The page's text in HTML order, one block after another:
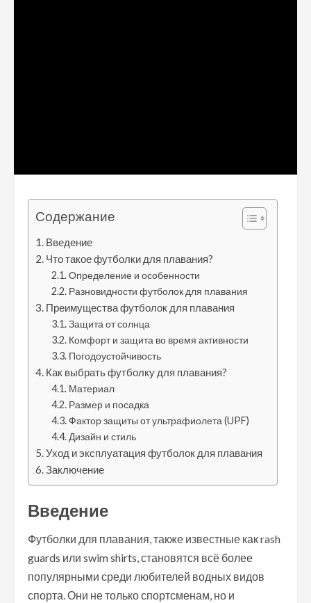
Содержание
Введение
Что такое футболки для плавания?
Определение и особенности
Разновидности футболок для плавания
Преимущества футболок для плавания
Защита от солнца
Комфорт и защита во время активности
Погодоустойчивость
Как выбрать футболку для плавания?
Материал
Размер и посадка
Фактор защиты от ультрафиолета (UPF)
Дизайн и стиль
Уход и эксплуатация футболок для плавания
Заключение
Введение
Футболки для плавания, также известные как rash
guards или swim shirts, становятся всё более
популярными среди любителей водных видов
спорта. Они не только спортсменам, но и